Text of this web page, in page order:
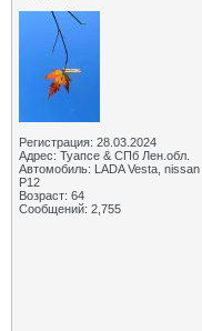
Регистрация: 28.03.2024
Адрес: Туапсе & СПб Лен.обл.
Автомобиль: LADA Vesta, nissan
P12
Возраст: 64
Сообщений: 2,755